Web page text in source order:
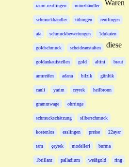
raum-reutlingen münzhändler
schmuckhändler tübingen reutlingen
ata schmuckbewertungen 1dukaten
goldschmuck scheideanstalten
goldankaufstellen gold altini braut
armreifen adana bilzik günlük
canli yarim ceyrek heilbronn
grammwage ohrringe
schmuckschätzung silberschmuck
kostenlos esslingen preise 22ayar
tam çeyrek modelleri burma
1brillant palladium weißgold ring
Waren
diese